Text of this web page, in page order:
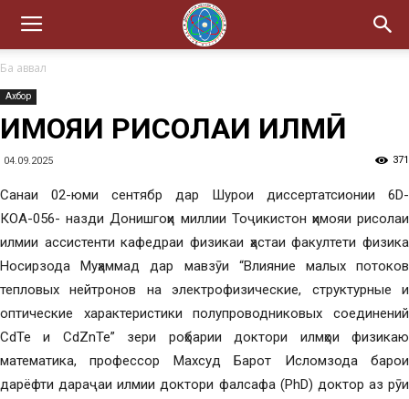
Ба аввал
Ахбор
ҲИМОЯИ РИСОЛАИ ИЛМӢ
04.09.2025 371
Санаи 02-юми сентябр дар Шурои диссертатсионии 6D-
КОА-056- назди Донишгоҳи миллии Тоҷикистон ҳимояи рисолаи
илмии ассистенти кафедраи физикаи ҳастаи факултети физика
Носирзода Муҳаммад дар мавзӯи “Влияние малых потоков
тепловых нейтронов на электрофизические, структурные и
оптические характеристики полупроводниковых соединений
CdTe и CdZnTe” зери роҳбарии доктори илмҳои физикаю
математика, профессор Махсуд Барот Исломзода барои
дарёфти дараҷаи илмии доктори фалсафа (PhD) доктор аз рӯи